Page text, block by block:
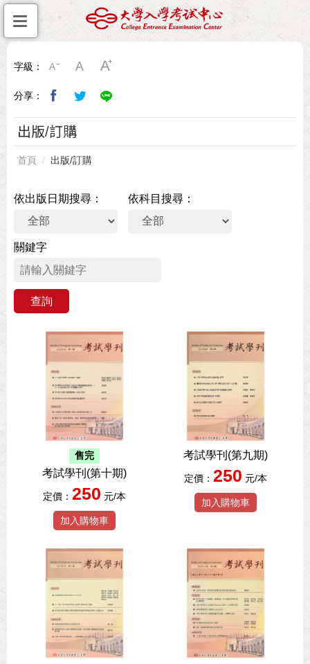
字級：
分享：
出版/訂購
首頁 出版/訂購
依出版日期搜尋 依科目搜尋
關鍵字
售完
考試學刊(第十期)
定價： 250 元/本
加入購物車
考試學刊(第九期)
定價： 250 元/本
加入購物車